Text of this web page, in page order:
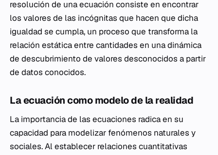
resolución de una ecuación consiste en encontrar
los valores de las incógnitas que hacen que dicha
igualdad se cumpla, un proceso que transforma la
relación estática entre cantidades en una dinámica
de descubrimiento de valores desconocidos a partir
de datos conocidos.
La ecuación como modelo de la realidad
La importancia de las ecuaciones radica en su
capacidad para modelizar fenómenos naturales y
sociales. Al establecer relaciones cuantitativas